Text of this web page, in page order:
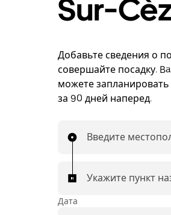
Sur-
Добавьте сведения о
совершайте посадку.
можете запланировать
за 90 дней наперед.
Введите
Укажите пункт
Дата